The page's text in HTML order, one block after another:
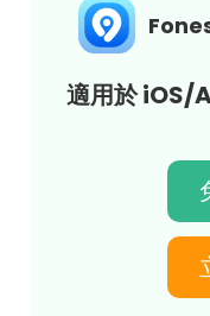
適用於 iOS/